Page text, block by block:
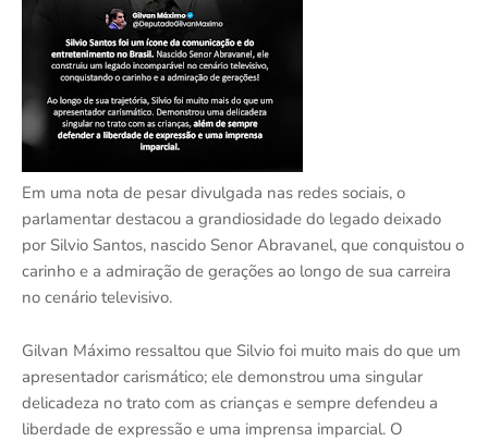
Em uma nota de pesar divulgada nas redes sociais, o
parlamentar destacou a grandiosidade do legado deixado
por Silvio Santos, nascido Senor Abravanel, que conquistou o
carinho e a admiração de gerações ao longo de sua carreira
no cenário televisivo.
Gilvan Máximo ressaltou que Silvio foi muito mais do que um
apresentador carismático; ele demonstrou uma singular
delicadeza no trato com as crianças e sempre defendeu a
liberdade de expressão e uma imprensa imparcial. O